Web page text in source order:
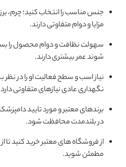
جنس مناسب را انتخاب کنید؛ چرم،
مزایا و دوام متفاوتی دارند.
سهولت نظافت و دوام محصول را
شوند عمر بیشتری دارند.
نیاز اسب و سطح فعالیت او را در نظر
نگهداری عادی نیازهای متفاوتی
برندهای معتبر و مورد تایید
در بلندمدت محافظت شود.
از فروشگاه های معتبر خرید کنید تا
مطمئن شوید.